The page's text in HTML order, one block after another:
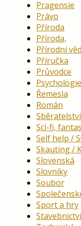
Pragensie
Právo
Příroda
Příroda,
Přírodní
Příručka
Průvodce
Psychologie
Řemesla
Román
Sběratelství
Sci-fi,
Self help /
Skauting /
Slovenská
Slovníky
Soubor
Sport a hry
Stavebnictví